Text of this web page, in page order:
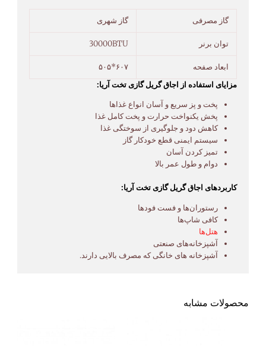
گاز مصرفی گاز شهری
توان برنر 30000BTU
ابعاد صفحه
۶۰۷*۵۰۵
مزایای استفاده از اجاق گریل گازی تخت آریا:
پخت و پز سریع و آسان انواع غذاها
پخش یکنواخت حرارت و پخت کامل غذا
کاهش دود و جلوگیری از سوختگی غذا
سیستم ایمنی قطع خودکار گاز
تمیز کردن آسان
دوام و طول عمر بالا
کاربردهای اجاق گریل گازی تخت آریا:
رستوران‌ها و فست فودها
کافی شاپ‌ها
هتل‌ها
آشپزخانه‌های صنعتی
آشپزخانه های خانگی که مصرف بالایی دارند.
محصولات مشابه